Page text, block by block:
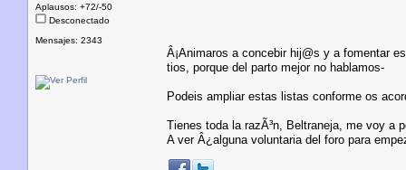
Aplausos: +72/-50
Desconectado
Mensajes: 2343
Â¡Animaros a concebir hij@s y a fomentar
tios, porque del parto mejor no hablamos-
Podeis ampliar estas listas conforme os
Tienes toda la razÃ³n, Beltraneja, me voy a
A ver Â¿alguna voluntaria del foro para